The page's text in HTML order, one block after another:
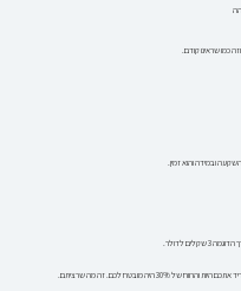
כמו שראינו קודם.
ובמידה והוא זמין.
היה מובטח לכם. זה מה שרציתם.